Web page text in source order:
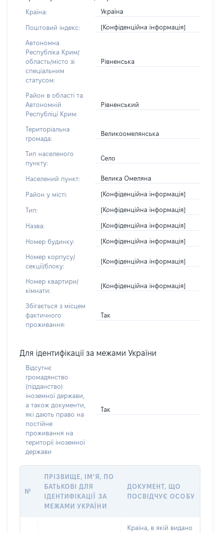
Країна: Україна
Поштовий індекс: [Конфіденційна інформація]
Автономна
Республіка Крим/
область/місто зі
спеціальним
статусом:
Рівненська
Район в області та
Автономній
Республіці Крим:
Рівненський
Територіальна
громада:
Великоомелянська
Тип населеного
пункту:
Село
Населений пункт: Велика Омеляна
Район у місті: [Конфіденційна інформація]
Тип: [Конфіденційна інформація]
Назва: [Конфіденційна інформація]
Номер будинку: [Конфіденційна інформація]
Номер корпусу/
секції/блоку:
[Конфіденційна інформація]
Номер квартири/
кімнати:
[Конфіденційна інформація]
Збігається з місцем
фактичного
проживання:
Так
Для ідентифікації за межами України
Відсутнє
громадянство
(підданство)
іноземної держави,
а також документи,
які дають право на
постійне
проживання на
території іноземної
держави
Так
№
ПРІЗВИЩЕ, ІМ’Я, ПО
БАТЬКОВІ ДЛЯ
ІДЕНТИФІКАЦІЇ ЗА
МЕЖАМИ УКРАЇНИ
ДОКУМЕНТ, ЩО
ПОСВІДЧУЄ ОСОБУ
Країна, в якій видано